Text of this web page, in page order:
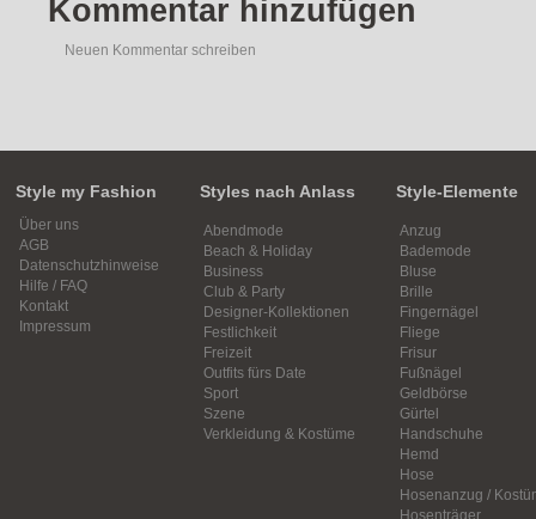
Kommentar hinzufügen
Neuen Kommentar schreiben
Style my Fashion
Über uns
AGB
Datenschutzhinweise
Hilfe / FAQ
Kontakt
Impressum
Styles nach Anlass
Abendmode
Beach & Holiday
Business
Club & Party
Designer-Kollektionen
Festlichkeit
Freizeit
Outfits fürs Date
Sport
Szene
Verkleidung & Kostüme
Style-Elemente
Anzug
Bademode
Bluse
Brille
Fingernägel
Fliege
Frisur
Fußnägel
Geldbörse
Gürtel
Handschuhe
Hemd
Hose
Hosenanzug /
Hosenträger